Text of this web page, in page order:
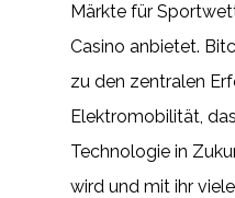
Märkte für
Casino anbietet.
zu den zentralen
Elektromobilität,
Technologie in
wird und mit ihr